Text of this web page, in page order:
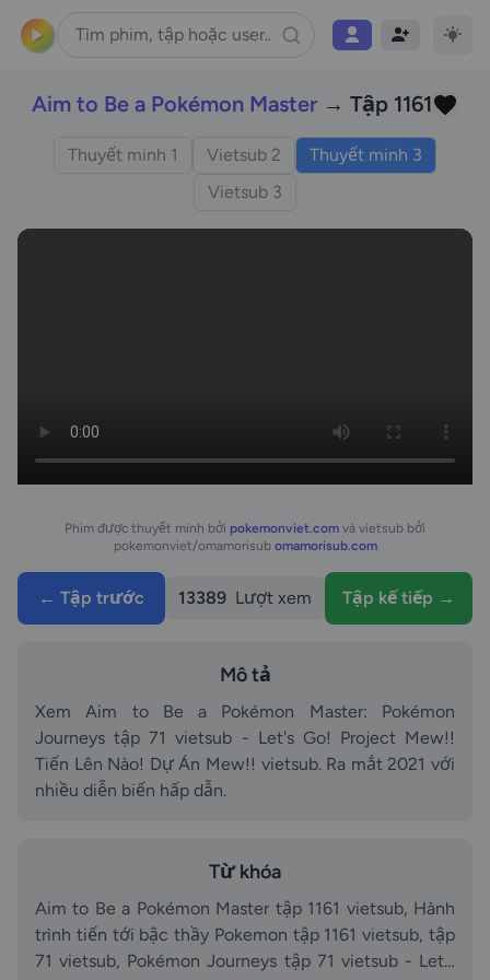
Aim to Be a Pokémon Master → Tập 1161
Thuyết minh 1 Vietsub 2
Thuyết minh 3
Vietsub 3
Phim được thuyết minh bởi pokemonviet.com và vietsub bởi
pokemonviet/omamorisub omamorisub.com
← Tập trước 13389 Lượt xem Tập kế tiếp →
Mô tả
Xem Aim to Be a Pokémon Master: Pokémon
Journeys tập 71 vietsub - Let's Go! Project Mew!!
Tiến Lên Nào! Dự Án Mew!! vietsub. Ra mắt 2021 với
nhiều diễn biến hấp dẫn.
Từ khóa
Aim to Be a Pokémon Master tập 1161 vietsub, Hành
trình tiến tới bậc thầy Pokemon tập 1161 vietsub, tập
71 vietsub, Pokémon Journeys tập 71 vietsub - Let's